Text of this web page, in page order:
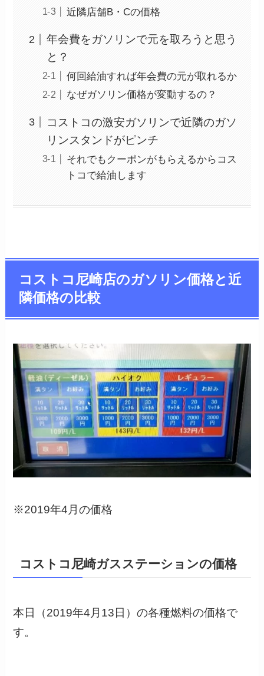
近隣店舗B・Cの価格
年会費をガソリンで元を取ろうと思う
と？
何回給油すれば年会費の元が取れるか
なぜガソリン価格が変動するの？
コストコの激安ガソリンで近隣のガソ
リンスタンドがピンチ
それでもクーポンがもらえるからコス
トコで給油します
コストコ尼崎店のガソリン価格と近
隣価格の比較
※2019年4月の価格
コストコ尼崎ガスステーションの価格
本日（2019年4月13日）の各種燃料の価格で
す。